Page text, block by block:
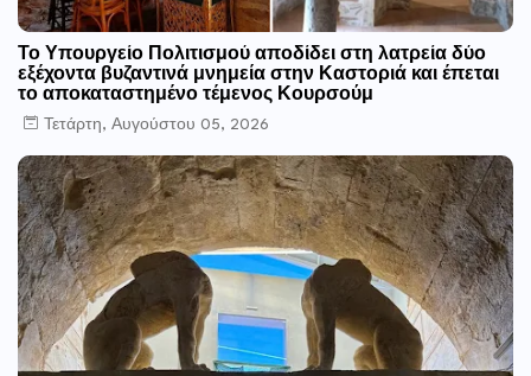
Το Υπουργείο Πολιτισμού αποδίδει στη λατρεία δύο
εξέχοντα βυζαντινά μνημεία στην Καστοριά και έπεται
το αποκαταστημένο τέμενος Κουρσούμ
Τετάρτη, Αυγούστου 05, 2026